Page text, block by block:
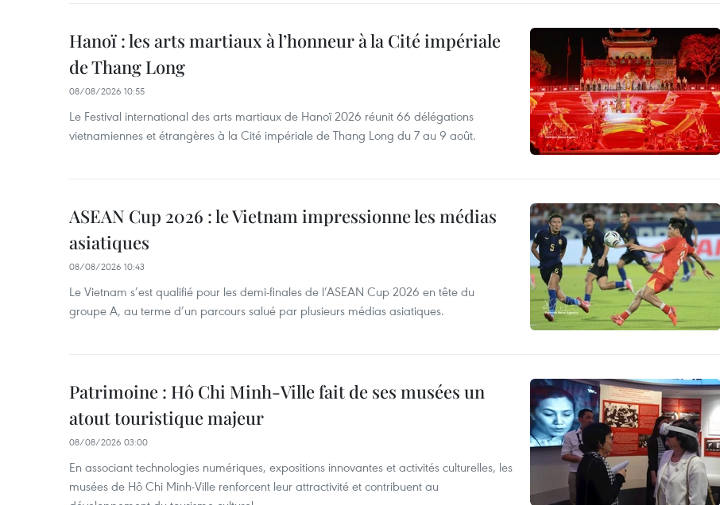
Hanoï : les arts martiaux à l’honneur à la Cité impériale
de Thang Long
08/08/2026 10:55
Le Festival international des arts martiaux de Hanoï 2026 réunit 66 délégations
vietnamiennes et étrangères à la Cité impériale de Thang Long du 7 au 9 août.
ASEAN Cup 2026 : le Vietnam impressionne les médias
asiatiques
08/08/2026 10:43
Le Vietnam s’est qualifié pour les demi-finales de l’ASEAN Cup 2026 en tête du
groupe A, au terme d’un parcours salué par plusieurs médias asiatiques.
Patrimoine : Hô Chi Minh-Ville fait de ses musées un
atout touristique majeur
08/08/2026 03:00
En associant technologies numériques, expositions innovantes et activités culturelles, les
musées de Hô Chi Minh-Ville renforcent leur attractivité et contribuent au